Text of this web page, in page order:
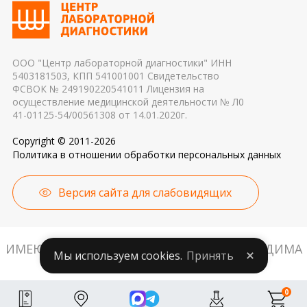
применяемые реагенты также могут стать
причиной погрешности в результатах
ООО "Центр лабораторной диагностики" ИНН
5403181503, КПП 541001001 Свидетельство
ФСВОК № 249190220541011 Лицензия на
осуществление медицинской деятельности № Л0
41-01125-54/00561308 от 14.01.2020г.
Copyright © 2011-2026
Политика в отношении обработки персональных данных
Версия сайта для слабовидящих
ИМЕЮТСЯ ПРОТИВОПОКАЗАНИЯ. НЕОБХОДИМА
КОНСУЛЬТАЦИЯ СПЕЦИАЛИСТА.
0
Мы используем cookies. Принять